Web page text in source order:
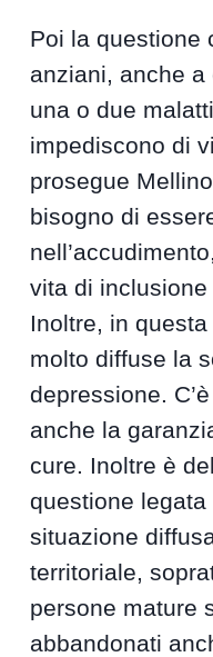
Poi la questione
anziani, anche a
una o due
impediscono di
prosegue
bisogno di
vita di inclusione
Inoltre, in
molto diffuse la
depressione.
anche la
cure. Inoltre è
questione legata
situazione
territoriale,
persone mature
abbandonati